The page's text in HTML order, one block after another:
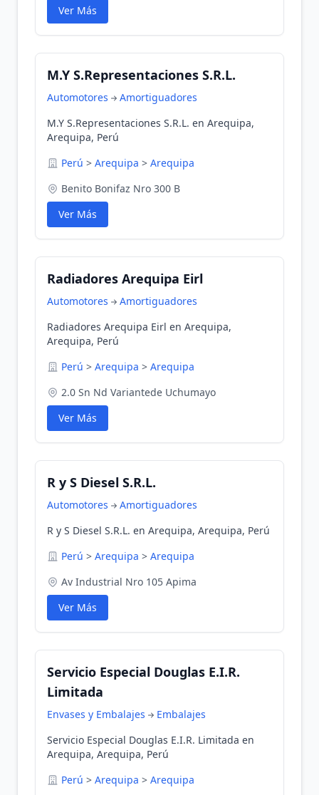
Ver Más
M.Y S.Representaciones S.R.L.
Automotores
Amortiguadores
M.Y S.Representaciones S.R.L. en Arequipa,
Arequipa, Perú
Perú > Arequipa > Arequipa
Benito Bonifaz Nro 300 B
Ver Más
Radiadores Arequipa Eirl
Automotores
Amortiguadores
Radiadores Arequipa Eirl en Arequipa,
Arequipa, Perú
Perú > Arequipa > Arequipa
2.0 Sn Nd Variantede Uchumayo
Ver Más
R y S Diesel S.R.L.
Automotores
Amortiguadores
R y S Diesel S.R.L. en Arequipa, Arequipa, Perú
Perú > Arequipa > Arequipa
Av Industrial Nro 105 Apima
Ver Más
Servicio Especial Douglas E.I.R.
Limitada
Envases y Embalajes
Embalajes
Servicio Especial Douglas E.I.R. Limitada en
Arequipa, Arequipa, Perú
Perú > Arequipa > Arequipa